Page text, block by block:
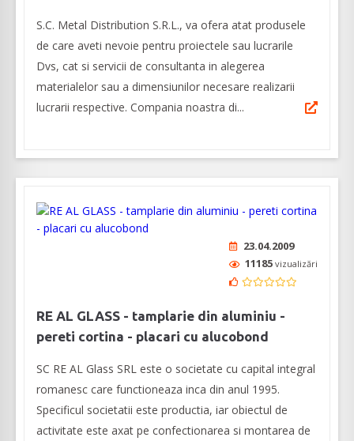
S.C. Metal Distribution S.R.L., va ofera atat produsele
de care aveti nevoie pentru proiectele sau lucrarile
Dvs, cat si servicii de consultanta in alegerea
materialelor sau a dimensiunilor necesare realizarii
lucrarii respective. Compania noastra di...
23.04.2009
11185 vizualizări
RE AL GLASS - tamplarie din aluminiu -
pereti cortina - placari cu alucobond
SC RE AL Glass SRL este o societate cu capital integral
romanesc care functioneaza inca din anul 1995.
Specificul societatii este productia, iar obiectul de
activitate este axat pe confectionarea si montarea de